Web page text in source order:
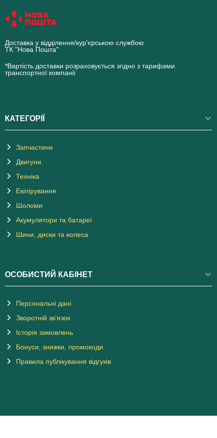
Доставка у відділення/кур'єрською службою
ТК "Нова Пошта"
*Вартість доставки розраховується згідно з тарифами
транспортної компанії
КАТЕГОРІЇ
Запчастини
Двигуни
Техніка
Екіпірування
Шоломи
Акумулятори та батареї
Шини, диски та колеса
ОСОБИСТИЙ КАБІНЕТ
Персональні дані
Зворотній зв'язок
Історія замовлень
Бонуси, знижки, промокоди
Правила публікування відгуків